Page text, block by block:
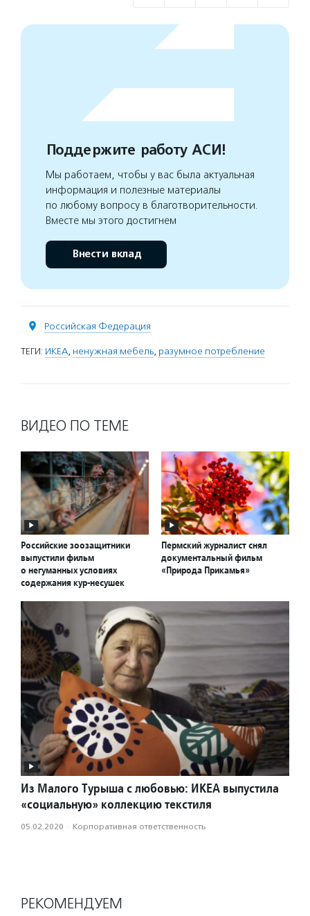
Поддержите работу АСИ!
Мы работаем, чтобы у вас была актуальная
информация и полезные материалы
по любому вопросу в благотворительности.
Вместе мы этого достигнем
Внести вклад
Российская Федерация
ТЕГИ: ИКЕА, ненужная мебель, разумное потребление
ВИДЕО ПО ТЕМЕ
Российские зоозащитники
выпустили фильм
о негуманных условиях
содержания кур-несушек
Пермский журналист снял
документальный фильм
«Природа Прикамья»
Из Малого Турыша с любовью: ИКЕА выпустила
«социальную» коллекцию текстиля
05.02.2020 · Корпоративная ответственность
РЕКОМЕНДУЕМ